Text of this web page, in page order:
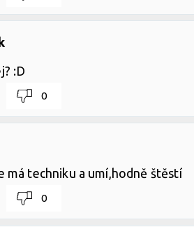
:D
0
má techniku a umí,hodně štěstí
0